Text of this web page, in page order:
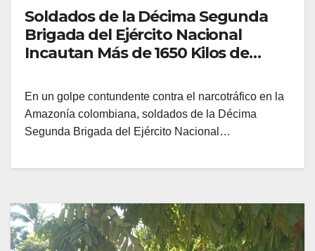
Soldados de la Décima Segunda
Brigada del Ejército Nacional
Incautan Más de 1650 Kilos de
En un golpe contundente contra el narcotráfico en la
Amazonía colombiana, soldados de la Décima
Segunda Brigada del Ejército Nacional…